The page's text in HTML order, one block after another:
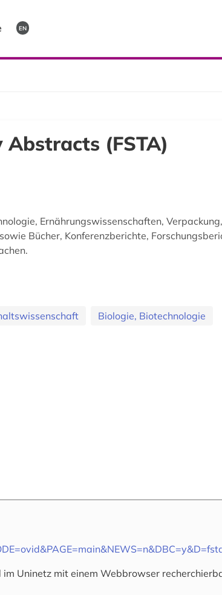
EN
Abstracts (FSTA)
Ernährungswissenschaften,
Bücher, Konferenzberichte,
Biologie, Biotechnologie
Uninetz mit einem Webbrowser